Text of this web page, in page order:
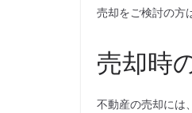
売却をご検討の方
売却時
不動産の売却には